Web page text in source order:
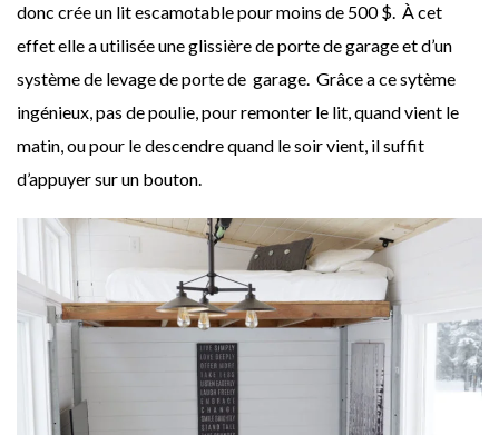
donc crée un lit escamotable pour moins de 500 $. À cet
effet elle a utilisée une glissière de porte de garage et d’un
système de levage de porte de garage. Grâce a ce sytème
ingénieux, pas de poulie, pour remonter le lit, quand vient le
matin, ou pour le descendre quand le soir vient, il suffit
d’appuyer sur un bouton.